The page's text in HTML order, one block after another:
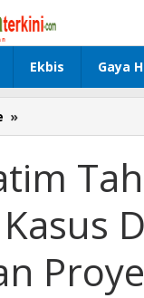
Ekbis Gaya
»
Jatim
Mantan
Bos
PT
INKA
Kasus
Dugaan